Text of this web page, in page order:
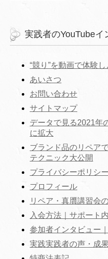
実践者のYouTubeイ
“競り”を動画で体験し
あいさつ
お問い合わせ
サイトマップ
データで見る2021年
に拡大
ブランド品のリペア
テクニック大公開
プライバシーポリシー
プロフィール
リペア・真贋講習会
入会方法｜サポート
参加者インタビュー
実践実践者の声・成